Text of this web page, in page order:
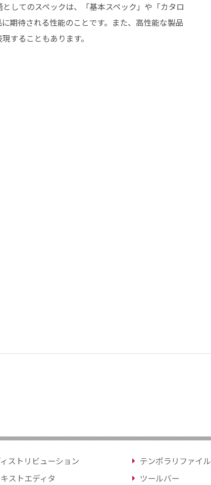
してのスペックは、「基本スペック」や「カタロ
期待される性能のことです。また、高性能な製品
することもあります。
ストリビューション
テンポラリファイル
ストエディタ
ツールバー